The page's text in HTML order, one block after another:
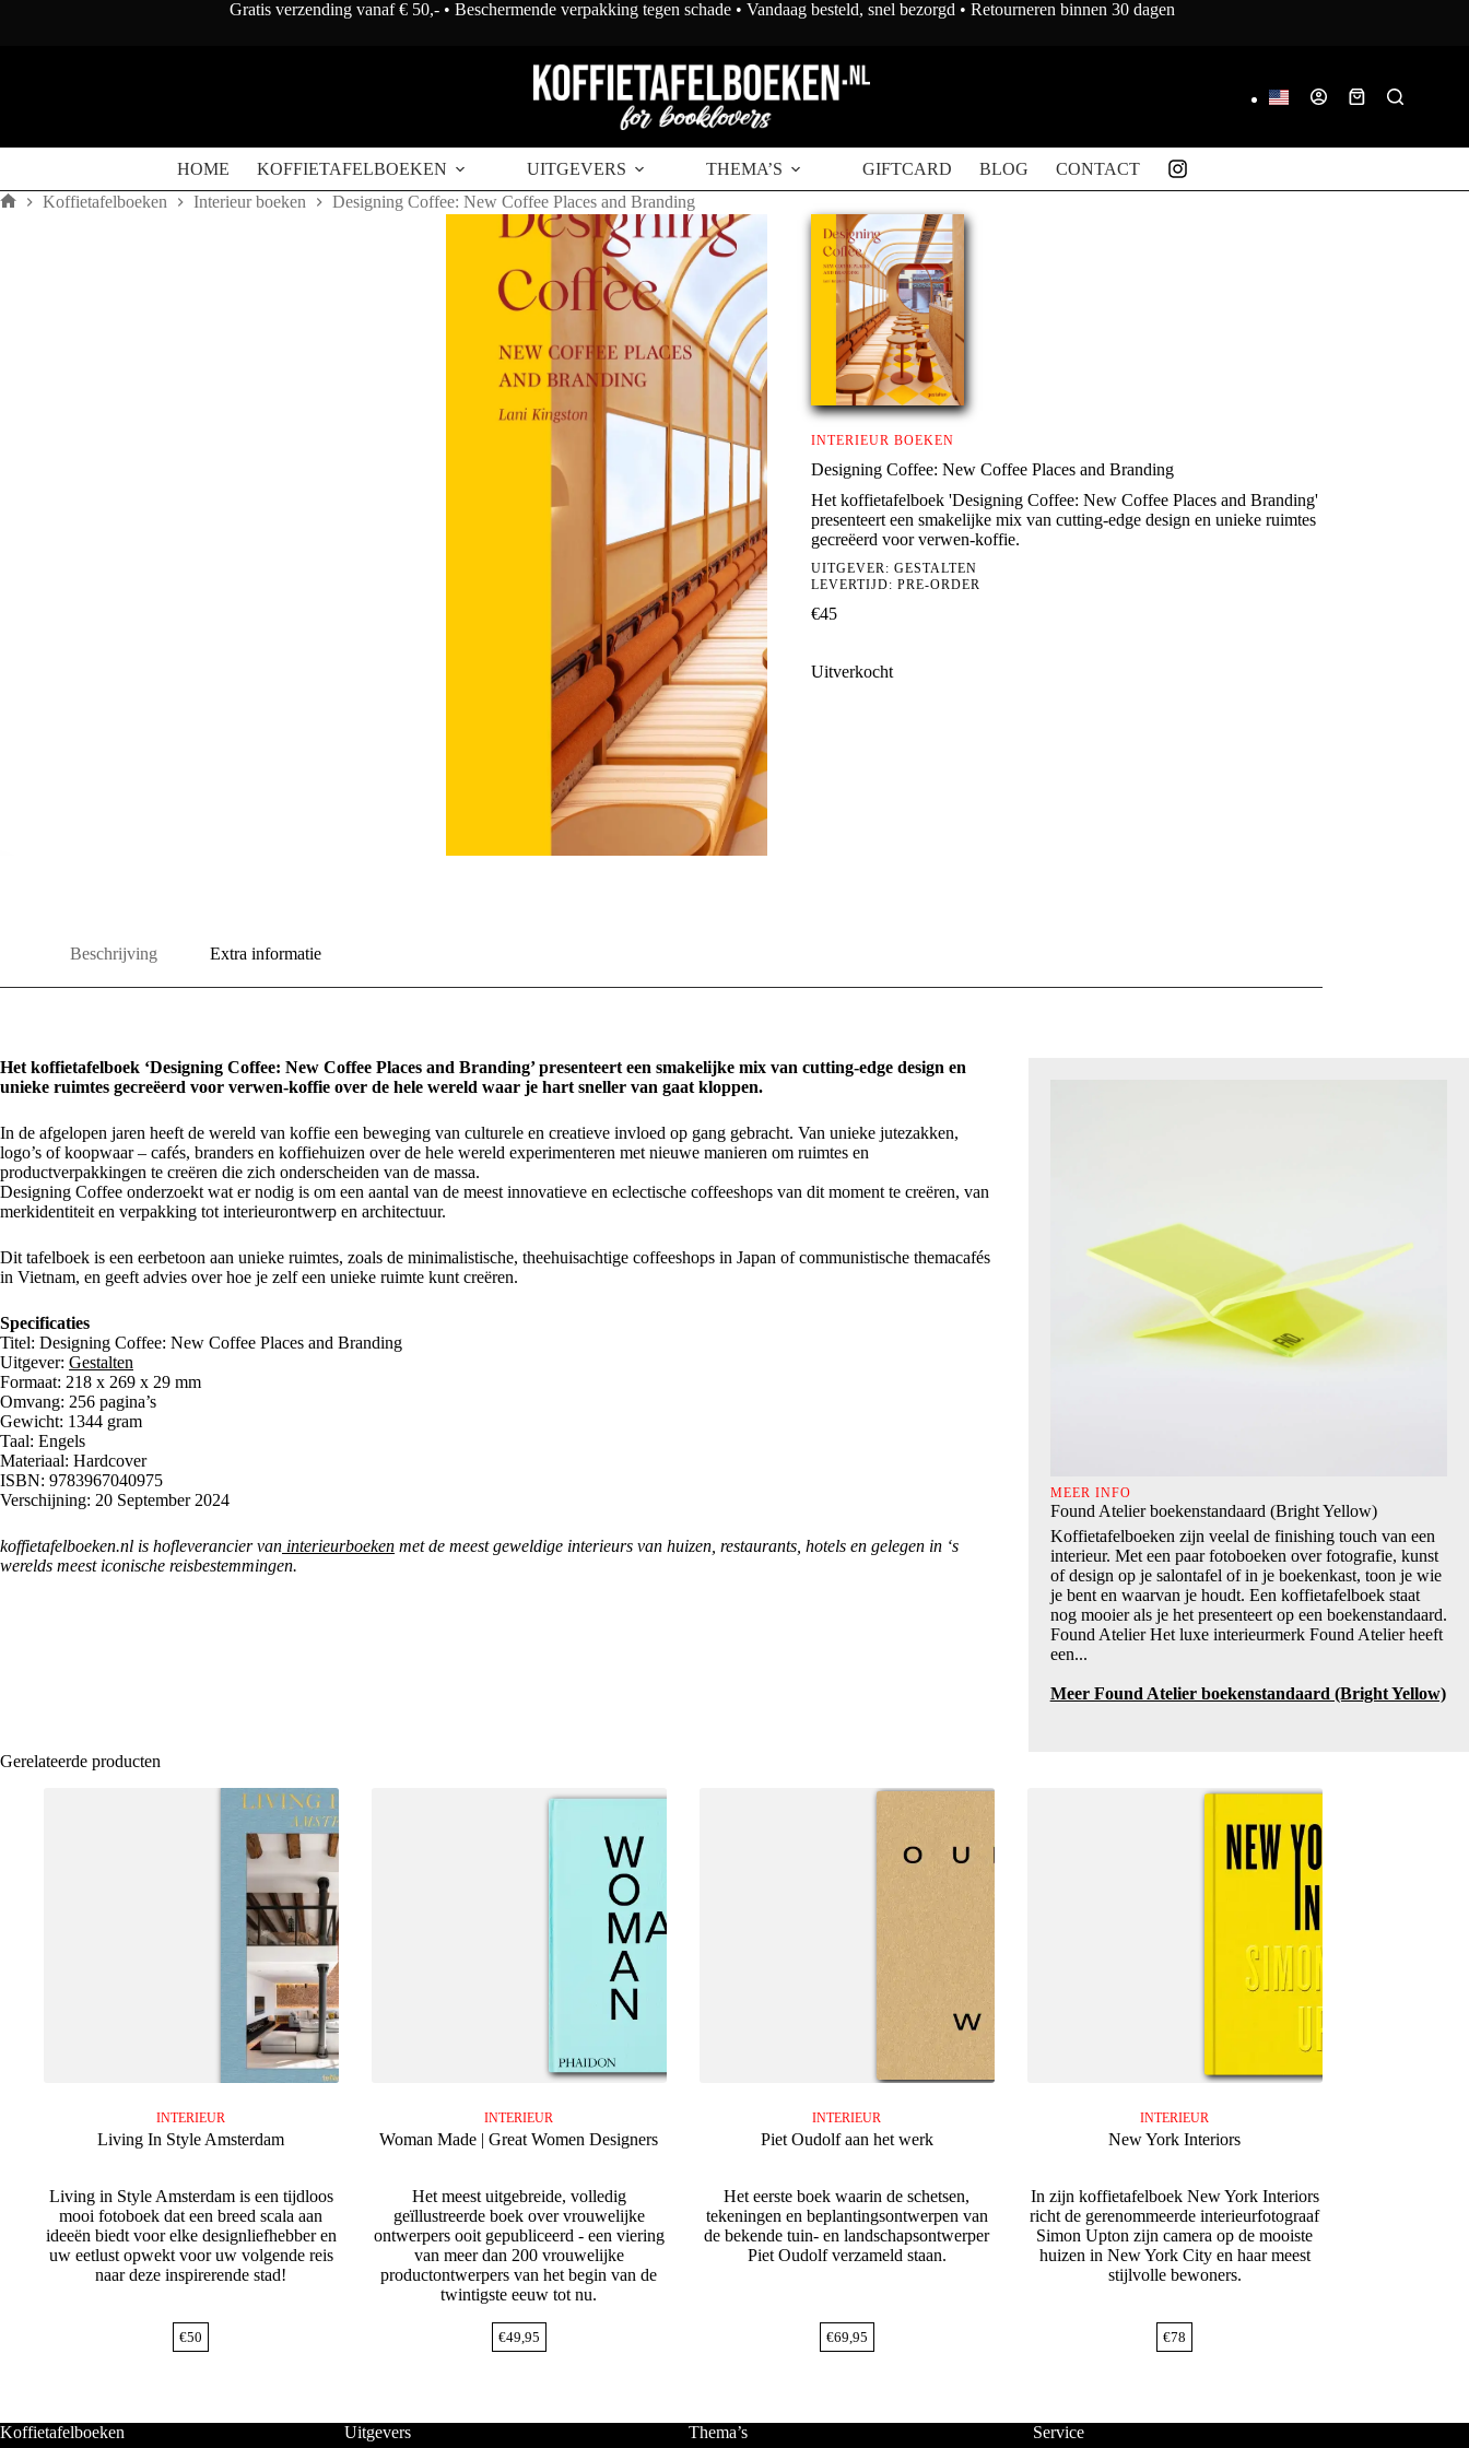
Gratis verzending vanaf € 50,- • Beschermende verpakking tegen schade • Vandaag besteld, snel bezorgd • Retourneren binnen 30 dagen
Winkelwagen
HOME KOFFIETAFELBOEKEN UITGEVERS THEMA’S GIFTCARD BLOG CONTACT
Koffietafelboeken Interieur boeken Designing Coffee: New Coffee Places and Branding
INTERIEUR BOEKEN
Designing Coffee: New Coffee Places and Branding
Het koffietafelboek 'Designing Coffee: New Coffee Places and Branding'
presenteert een smakelijke mix van cutting-edge design en unieke ruimtes
gecreëerd voor verwen-koffie.
UITGEVER: GESTALTEN
LEVERTIJD: PRE-ORDER
€45
Uitverkocht
Beschrijving Extra informatie
Het koffietafelboek ‘Designing Coffee: New Coffee Places and Branding’ presenteert een smakelijke mix van cutting-edge design en
unieke ruimtes gecreëerd voor verwen-koffie over de hele wereld waar je hart sneller van gaat kloppen.
In de afgelopen jaren heeft de wereld van koffie een beweging van culturele en creatieve invloed op gang gebracht. Van unieke jutezakken,
logo’s of koopwaar – cafés, branders en koffiehuizen over de hele wereld experimenteren met nieuwe manieren om ruimtes en
productverpakkingen te creëren die zich onderscheiden van de massa.
Designing Coffee onderzoekt wat er nodig is om een aantal van de meest innovatieve en eclectische coffeeshops van dit moment te creëren, van
merkidentiteit en verpakking tot interieurontwerp en architectuur.
Dit tafelboek is een eerbetoon aan unieke ruimtes, zoals de minimalistische, theehuisachtige coffeeshops in Japan of communistische themacafés
in Vietnam, en geeft advies over hoe je zelf een unieke ruimte kunt creëren.
Specificaties
Titel: Designing Coffee: New Coffee Places and Branding
Uitgever: Gestalten
Formaat: 218 x 269 x 29 mm
Omvang: 256 pagina’s
Gewicht: 1344 gram
Taal: Engels
Materiaal: Hardcover
ISBN: 9783967040975
Verschijning: 20 September 2024
koffietafelboeken.nl is hofleverancier van interieurboeken met de meest geweldige interieurs van huizen, restaurants, hotels en gelegen in ‘s
werelds meest iconische reisbestemmingen.
MEER INFO
Found Atelier boekenstandaard (Bright Yellow)
Koffietafelboeken zijn veelal de finishing touch van een
interieur. Met een paar fotoboeken over fotografie, kunst
of design op je salontafel of in je boekenkast, toon je wie
je bent en waarvan je houdt. Een koffietafelboek staat
nog mooier als je het presenteert op een boekenstandaard.
Found Atelier Het luxe interieurmerk Found Atelier heeft
een...
Meer Found Atelier boekenstandaard (Bright Yellow)
Gerelateerde producten
INTERIEUR
Living In Style Amsterdam
Living in Style Amsterdam is een tijdloos
mooi fotoboek dat een breed scala aan
ideeën biedt voor elke designliefhebber en
uw eetlust opwekt voor uw volgende reis
naar deze inspirerende stad!
€50
INTERIEUR
Woman Made | Great Women Designers
Het meest uitgebreide, volledig
geïllustreerde boek over vrouwelijke
ontwerpers ooit gepubliceerd - een viering
van meer dan 200 vrouwelijke
productontwerpers van het begin van de
twintigste eeuw tot nu.
€49,95
INTERIEUR
Piet Oudolf aan het werk
Het eerste boek waarin de schetsen,
tekeningen en beplantingsontwerpen van
de bekende tuin- en landschapsontwerper
Piet Oudolf verzameld staan.
€69,95
INTERIEUR
New York Interiors
In zijn koffietafelboek New York Interiors
richt de gerenommeerde interieurfotograaf
Simon Upton zijn camera op de mooiste
huizen in New York City en haar meest
stijlvolle bewoners.
€78
Koffietafelboeken Uitgevers Thema’s Service